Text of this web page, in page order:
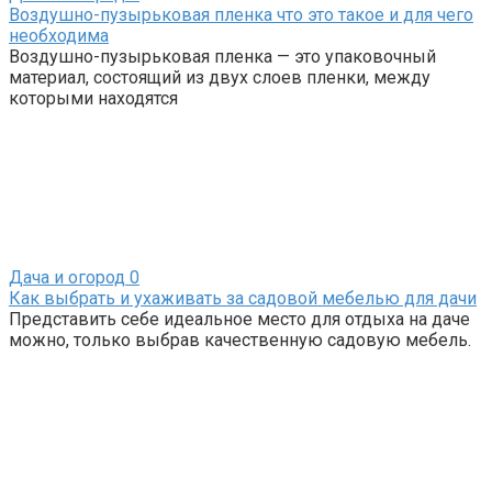
Воздушно-пузырьковая пленка что это такое и для чего
необходима
Воздушно-пузырьковая пленка — это упаковочный
материал, состоящий из двух слоев пленки, между
которыми находятся
Дача и огород 0
Как выбрать и ухаживать за садовой мебелью для дачи
Представить себе идеальное место для отдыха на даче
можно, только выбрав качественную садовую мебель.